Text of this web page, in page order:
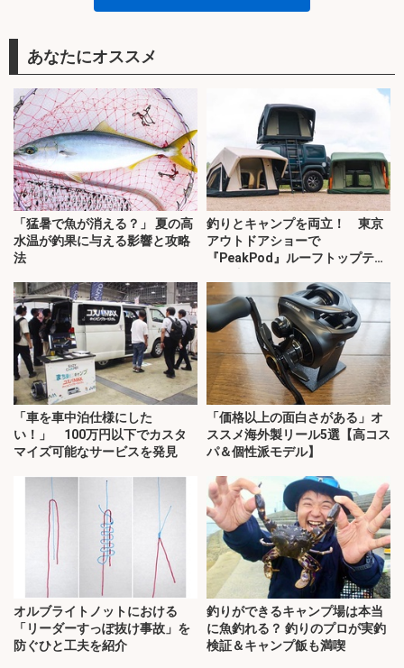
あなたにオススメ
「猛暑で魚が消える？」 夏の高
水温が釣果に与える影響と攻略
法
釣りとキャンプを両立！ 東京
アウトドアショーで
『PeakPod』ルーフトップテン
「車を車中泊仕様にした
い！」 100万円以下でカスタ
マイズ可能なサービスを発見
「価格以上の面白さがある」オ
ススメ海外製リール5選【高コス
パ＆個性派モデル】
オルブライトノットにおける
「リーダーすっぽ抜け事故」を
防ぐひと工夫を紹介
釣りができるキャンプ場は本当
に魚釣れる？ 釣りのプロが実釣
検証＆キャンプ飯も満喫